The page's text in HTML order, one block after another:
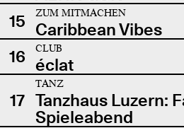
15
ZUM MITMACHEN
Caribbean Vibes
16
CLUB
éclat
17
TANZ
Tanzhaus Luzern:
Spieleabend